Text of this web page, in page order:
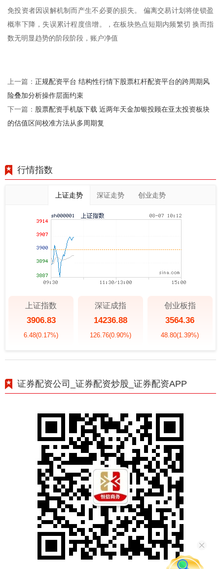
免投资者因误解机制而产生不必要的损失。 偏离交易计划将使锁盈
概率下降，失误累计程度倍增。，在板块热点短期内频繁切 换而指
数无明显趋势的阶段阶段，账户净值
上一篇： 正规配资平台 结构性行情下股票杠杆配资平台的跨周期风
险叠加分析操作层面约束
下一篇： 股票配资手机版下载 近两年天金加银投顾在亚太投资板块
的估值区间校准方法从多周期复
行情指数
上证走势 深证走势 创业走势
上证指数
3906.83
6.48(0.17%)
深证成指
14236.88
126.76(0.90%)
创业板指
3564.36
48.80(1.39%)
证券配资公司_证券配资炒股_证券配资APP